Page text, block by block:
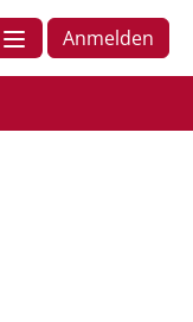
Anmelden